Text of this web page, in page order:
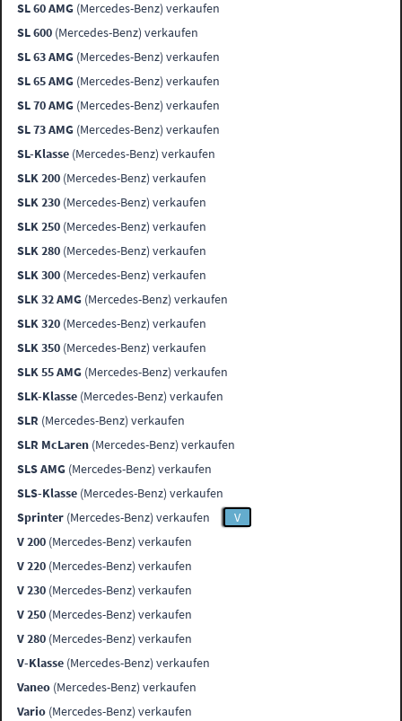
SL 60 AMG (Mercedes-Benz) verkaufen
SL 600 (Mercedes-Benz) verkaufen
SL 63 AMG (Mercedes-Benz) verkaufen
SL 65 AMG (Mercedes-Benz) verkaufen
SL 70 AMG (Mercedes-Benz) verkaufen
SL 73 AMG (Mercedes-Benz) verkaufen
SL-Klasse (Mercedes-Benz) verkaufen
SLK 200 (Mercedes-Benz) verkaufen
SLK 230 (Mercedes-Benz) verkaufen
SLK 250 (Mercedes-Benz) verkaufen
SLK 280 (Mercedes-Benz) verkaufen
SLK 300 (Mercedes-Benz) verkaufen
SLK 32 AMG (Mercedes-Benz) verkaufen
SLK 320 (Mercedes-Benz) verkaufen
SLK 350 (Mercedes-Benz) verkaufen
SLK 55 AMG (Mercedes-Benz) verkaufen
SLK-Klasse (Mercedes-Benz) verkaufen
SLR (Mercedes-Benz) verkaufen
SLR McLaren (Mercedes-Benz) verkaufen
SLS AMG (Mercedes-Benz) verkaufen
SLS-Klasse (Mercedes-Benz) verkaufen
Sprinter (Mercedes-Benz) verkaufen
V
V 200 (Mercedes-Benz) verkaufen
V 220 (Mercedes-Benz) verkaufen
V 230 (Mercedes-Benz) verkaufen
V 250 (Mercedes-Benz) verkaufen
V 280 (Mercedes-Benz) verkaufen
V-Klasse (Mercedes-Benz) verkaufen
Vaneo (Mercedes-Benz) verkaufen
Vario (Mercedes-Benz) verkaufen